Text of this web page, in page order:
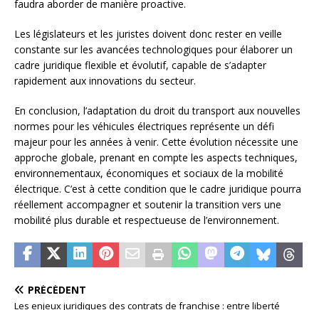
faudra aborder de manière proactive.
Les législateurs et les juristes doivent donc rester en veille
constante sur les avancées technologiques pour élaborer un
cadre juridique flexible et évolutif, capable de s’adapter
rapidement aux innovations du secteur.
En conclusion, l’adaptation du droit du transport aux nouvelles
normes pour les véhicules électriques représente un défi
majeur pour les années à venir. Cette évolution nécessite une
approche globale, prenant en compte les aspects techniques,
environnementaux, économiques et sociaux de la mobilité
électrique. C’est à cette condition que le cadre juridique pourra
réellement accompagner et soutenir la transition vers une
mobilité plus durable et respectueuse de l’environnement.
PRÉCÉDENT
Les enjeux juridiques des contrats de franchise : entre liberté